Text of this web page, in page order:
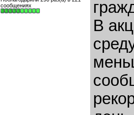
сообщениях
В